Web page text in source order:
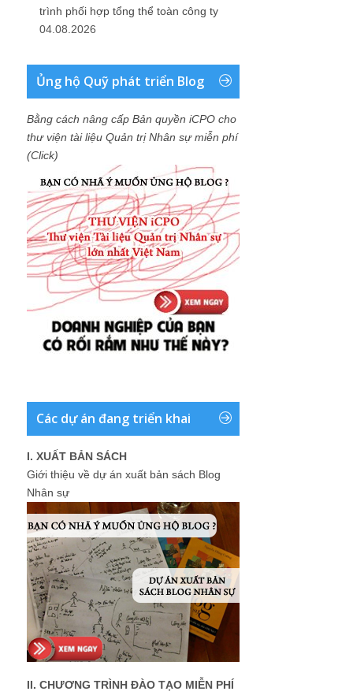
trình phối hợp tổng thể toàn công ty
04.08.2026
Ủng hộ Quỹ phát triển Blog
Bằng cách nâng cấp Bản quyền iCPO cho
thư viện tài liệu Quản trị Nhân sự miễn phí
(Click)
Các dự án đang triển khai
I. XUẤT BẢN SÁCH
Giới thiệu về dự án xuất bản sách Blog
Nhân sự
II. CHƯƠNG TRÌNH ĐÀO TẠO MIỄN PHÍ